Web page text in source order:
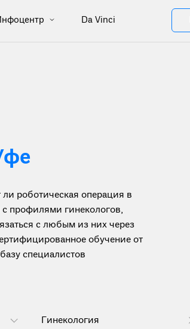
Da Vinci
роботическая операция в
профилями гинекологов,
с любым из них через
обучение от
специалистов
Гинекология